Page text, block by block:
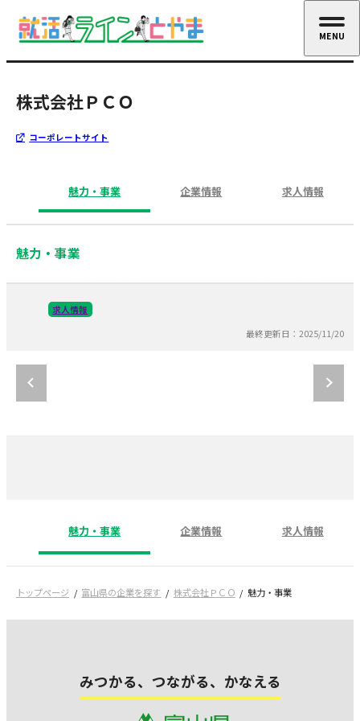
株式会社ＰＣＯ
コーポレートサイト
魅力・事業 企業情報 求人情報
魅力・事業
求人情報
最終更新日：2025/11/20
魅力・事業 企業情報 求人情報
トップページ 富山県の企業を探す 株式会社ＰＣＯ 魅力・事業
みつかる、つながる、かなえる
MENU